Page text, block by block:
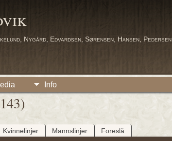
Nygård, Edvardsen, Sørensen, Hansen, Pedersen
Info
Kvinnelinjer Mannslinjer Foreslå